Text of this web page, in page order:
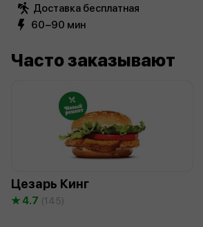
Доставка бесплатная
60−90 мин
Часто заказывают
Цезарь Кинг
4.7 (145)